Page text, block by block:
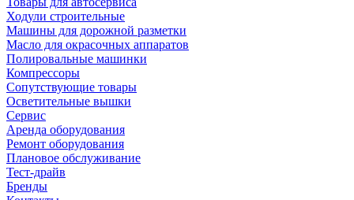
Ходули строительные
Машины для дорожной разметки
Масло для окрасочных аппаратов
Полировальные машинки
Компрессоры
Сопутствующие товары
Осветительные вышки
Сервис
Аренда оборудования
Ремонт оборудования
Плановое обслуживание
Тест-драйв
Бренды